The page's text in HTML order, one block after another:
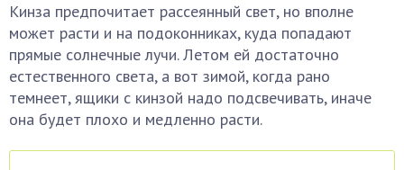
Кинза предпочитает рассеянный свет, но вполне
может расти и на подоконниках, куда попадают
прямые солнечные лучи. Летом ей достаточно
естественного света, а вот зимой, когда рано
темнеет, ящики с кинзой надо подсвечивать, иначе
она будет плохо и медленно расти.